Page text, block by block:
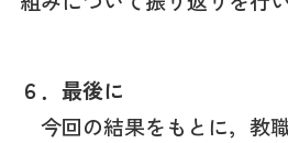
６．最後に
今回の結果をもとに，教